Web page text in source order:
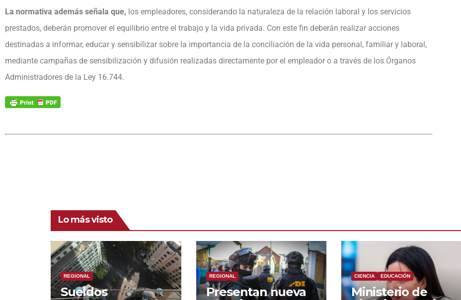
La normativa además señala que, los empleadores, considerando la naturaleza de la relación laboral y los servicios
prestados, deberán promover el equilibrio entre el trabajo y la vida privada. Con este fin deberán realizar acciones
destinadas a informar, educar y sensibilizar sobre la importancia de la conciliación de la vida personal, familiar y laboral,
mediante campañas de sensibilización y difusión realizadas directamente por el empleador o a través de los Órganos
Administradores de la Ley 16.744.
Lo más visto
REGIONAL
Sueldos
REGIONAL
Presentan nueva
CIENCIA EDUCACIÓN
Ministerio de